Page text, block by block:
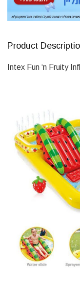
Product
Intex Fun ‘n Fruity